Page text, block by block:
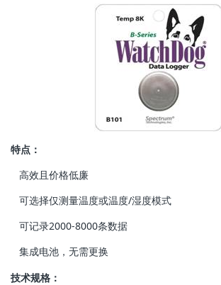
特点：
 高效且价格低廉
 可选择仅测量温度或温度/湿度模式
 可记录2000-8000条数据
 集成电池，无需更换
技术规格：